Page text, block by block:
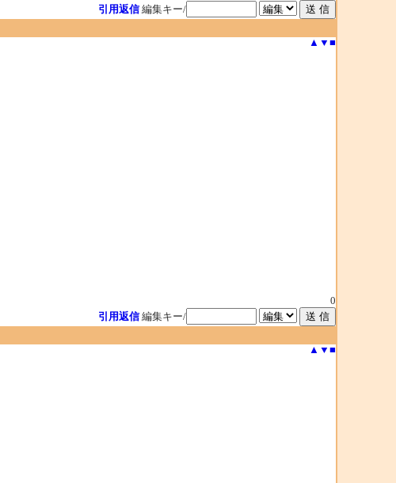
引用返信 編集キー/
▲ ▼ ■
0
引用返信 編集キー/
▲ ▼ ■